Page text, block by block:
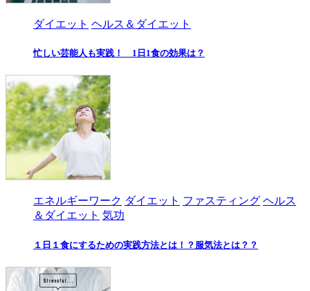
ダイエット ヘルス＆ダイエット
忙しい芸能人も実践！ 1日1食の効果は？
エネルギーワーク ダイエット ファスティング ヘルス
＆ダイエット 気功
１日１食にするための実践方法とは！？服気法とは？？